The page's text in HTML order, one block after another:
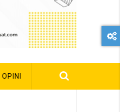
OPINI